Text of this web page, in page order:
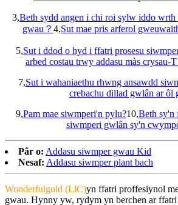
3,Beth sydd angen i chi roi sylw iddo wrth
gwau？ 4,Sut mae pris arferol
5,Sut i ddod o hyd i ffatri prosesu
arbed costau trwy addasu màs crysau-
7,Sut i wahaniaethu rhwng ansawdd
crebachu dillad gwlân ar ôl
9,Pam mae siwmperi'n pylu?10,Beth sy'n
siwmperi gwlân sy'n
Pâr o: Addasu siwmper gwau Kid
Nesaf: Addasu siwmper plant bach
Wonderfulgold (LlC)yn ffatri proffesiynol
gwau. Hynny yw, rydym yn berchen ar